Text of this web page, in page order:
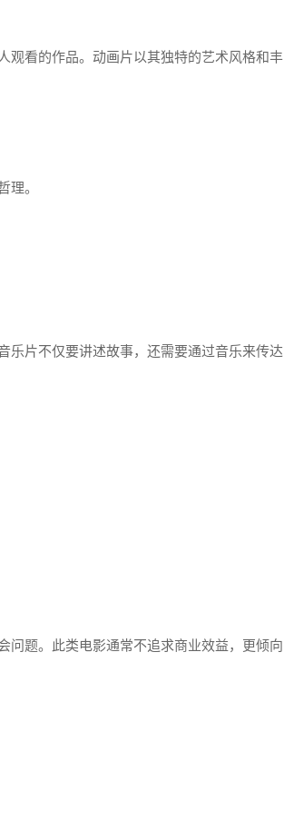
观看的作品。动画片以其独特的艺术风格和丰
理。
乐片不仅要讲述故事，还需要通过音乐来传达
问题。此类电影通常不追求商业效益，更倾向